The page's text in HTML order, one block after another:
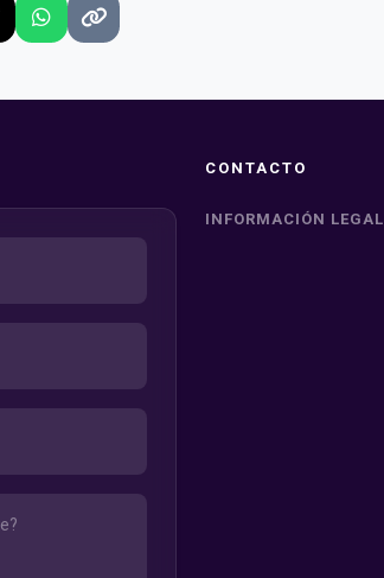
CONTACTO
INFORMACIÓN LEGAL